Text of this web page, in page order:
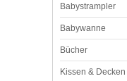
Babystrampler
Babywanne
Bücher
Kissen & Decken